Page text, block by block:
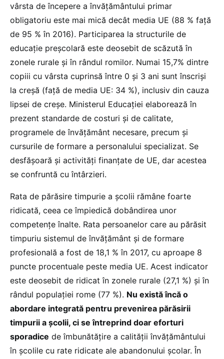
vârsta de începere a învățământului primar
obligatoriu este mai mică decât media UE (88 % față
de 95 % în 2016). Participarea la structurile de
educație preșcolară este deosebit de scăzută în
zonele rurale și în rândul romilor. Numai 15,7% dintre
copiii cu vârsta cuprinsă între 0 și 3 ani sunt înscriși
la creșă (față de media UE: 34 %), inclusiv din cauza
lipsei de creșe. Ministerul Educației elaborează în
prezent standarde de costuri și de calitate,
programele de învățământ necesare, precum și
cursurile de formare a personalului specializat. Se
desfășoară și activități finanțate de UE, dar acestea
se confruntă cu întârzieri.
Rata de părăsire timpurie a școlii rămâne foarte
ridicată, ceea ce împiedică dobândirea unor
competențe înalte. Rata persoanelor care au părăsit
timpuriu sistemul de învățământ și de formare
profesională a fost de 18,1 % în 2017, cu aproape 8
puncte procentuale peste media UE. Acest indicator
este deosebit de ridicat în zonele rurale (27,1 %) și în
rândul populației rome (77 %). Nu există încă o
abordare integrată pentru prevenirea părăsirii
timpurii a școlii, ci se întreprind doar eforturi
sporadice de îmbunătățire a calității învățământului
în școlile cu rate ridicate ale abandonului școlar. În